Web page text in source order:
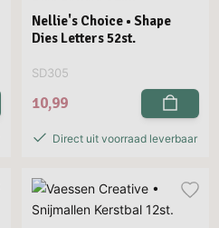
Nellie's Choice • Shape
Dies Letters 52st.
SD305
10,99
Direct uit voorraad leverbaar